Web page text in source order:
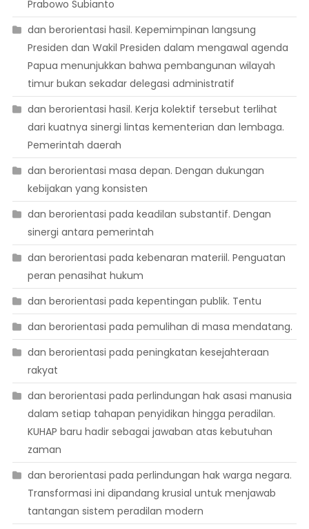
Prabowo Subianto
dan berorientasi hasil. Kepemimpinan langsung
Presiden dan Wakil Presiden dalam mengawal agenda
Papua menunjukkan bahwa pembangunan wilayah
timur bukan sekadar delegasi administratif
dan berorientasi hasil. Kerja kolektif tersebut terlihat
dari kuatnya sinergi lintas kementerian dan lembaga.
Pemerintah daerah
dan berorientasi masa depan. Dengan dukungan
kebijakan yang konsisten
dan berorientasi pada keadilan substantif. Dengan
sinergi antara pemerintah
dan berorientasi pada kebenaran materiil. Penguatan
peran penasihat hukum
dan berorientasi pada kepentingan publik. Tentu
dan berorientasi pada pemulihan di masa mendatang.
dan berorientasi pada peningkatan kesejahteraan
rakyat
dan berorientasi pada perlindungan hak asasi manusia
dalam setiap tahapan penyidikan hingga peradilan.
KUHAP baru hadir sebagai jawaban atas kebutuhan
zaman
dan berorientasi pada perlindungan hak warga negara.
Transformasi ini dipandang krusial untuk menjawab
tantangan sistem peradilan modern